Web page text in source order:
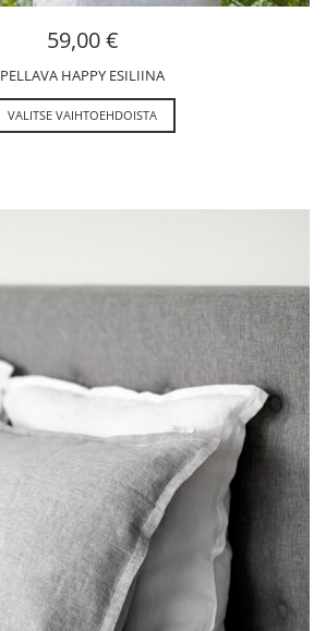
59,00€
PELLAVA HAPPY ESILIINA
VALITSE VAIHTOEHDOISTA